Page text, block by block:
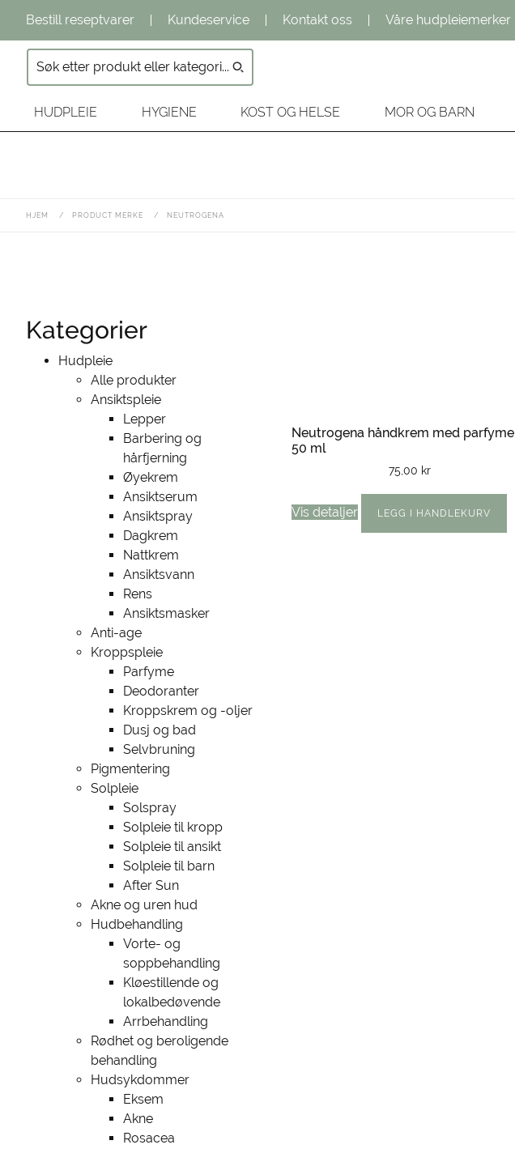
Bestill reseptvarer Kundeservice Kontakt oss Våre hudpleiemerker
HUDPLEIE HYGIENE KOST OG HELSE MOR OG BARN
HJEM / PRODUCT MERKE / NEUTROGENA
Kategorier
Hudpleie
Alle produkter
Ansiktspleie
Lepper
Barbering og
hårfjerning
Øyekrem
Ansiktserum
Ansiktspray
Dagkrem
Nattkrem
Ansiktsvann
Rens
Ansiktsmasker
Anti-age
Kroppspleie
Parfyme
Deodoranter
Kroppskrem og -oljer
Dusj og bad
Selvbruning
Pigmentering
Solpleie
Solspray
Solpleie til kropp
Solpleie til ansikt
Solpleie til barn
After Sun
Akne og uren hud
Hudbehandling
Vorte- og
soppbehandling
Kløestillende og
lokalbedøvende
Arrbehandling
Rødhet og beroligende
behandling
Hudsykdommer
Eksem
Akne
Rosacea
Neutrogena håndkrem med parfyme
50 ml
75,00 kr
Vis detaljer LEGG I HANDLEKURV